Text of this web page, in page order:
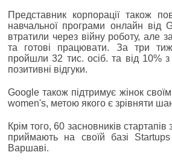
Представник корпорації також
навчальної програми онлайн від
втратили через війну роботу, але
та готові працювати. За три
пройшли 32 тис. осіб. та від 10%
позитивні відгуки.
Google також підтримує жінок
women's, метою якого є зрівняти
Крім того, 60 засновників стартапів
приймають на своїй базі
Варшаві.